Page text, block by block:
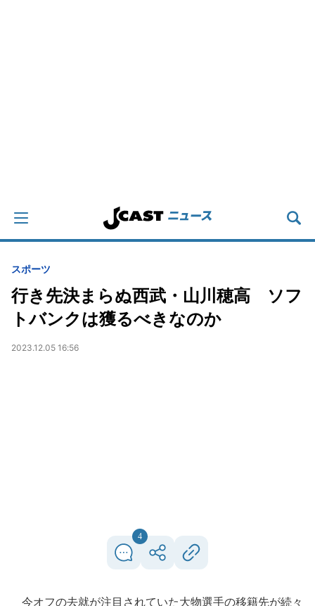
スポーツ
行き先決まらぬ西武・山川穂高 ソフ
トバンクは獲るべきなのか
2023.12.05 16:56
4
今オフの去就が注目されていた大物選手の移籍先が続々